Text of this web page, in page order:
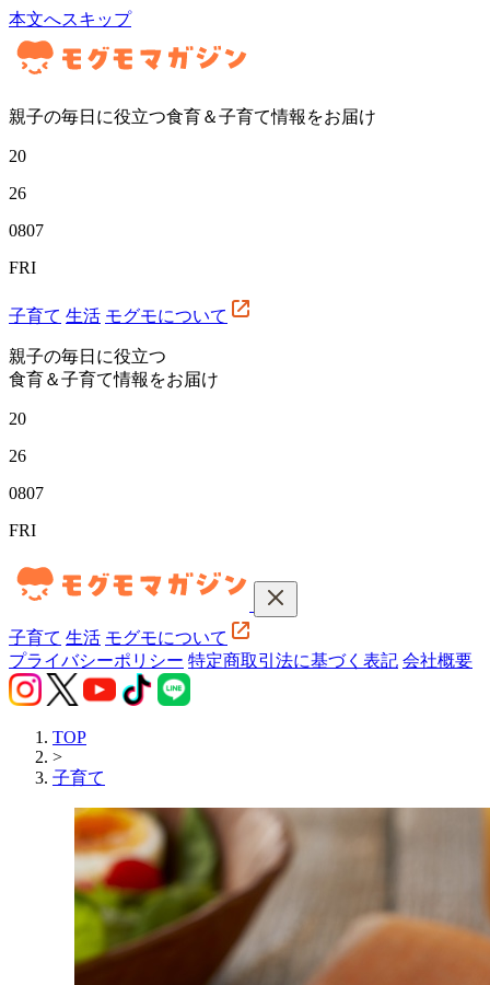
本文へスキップ
親子の毎日に役立つ食育＆子育て情報をお届け
20
26
0807
FRI
子育て 生活 モグモについて
親子の毎日に役立つ
食育＆子育て情報をお届け
20
26
0807
FRI
子育て 生活 モグモについて
プライバシーポリシー 特定商取引法に基づく表記 会社概要
TOP
>
子育て